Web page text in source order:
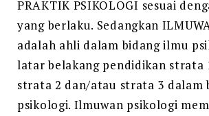
PRAKTIK PSIKOLOGI sesuai
yang berlaku. Sedangkan
adalah ahli dalam bidang ilmu
latar belakang pendidikan strata
strata 2 dan/atau strata 3 dalam
psikologi. Ilmuwan psikologi